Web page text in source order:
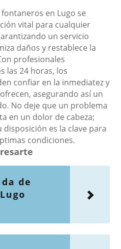
en Lugo se
vital para cualquier
un servicio
daños y restablece la
profesionales
las 24 horas, los
confiar en la inmediatez y
asegurando así un
No deje que un problema
en un dolor de cabeza;
es la clave para
condiciones.
de